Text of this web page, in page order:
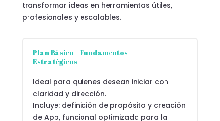
transformar ideas en herramientas útiles,
profesionales y escalables.
Plan Básico – Fundamentos
Estratégicos
Ideal para quienes desean iniciar con
claridad y dirección.
Incluye: definición de propósito y creación
de App, funcional optimizada para la